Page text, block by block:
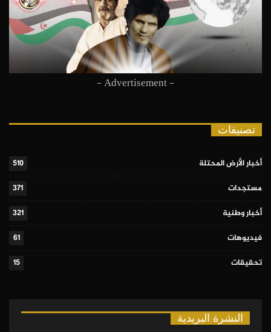
- Advertisement -
تصنيفات
أخبار الأرض المحتلة
510
مستجدات
371
أخبار وطنية
321
فيديوهات
61
تحقيقات
15
النشرة البريدية